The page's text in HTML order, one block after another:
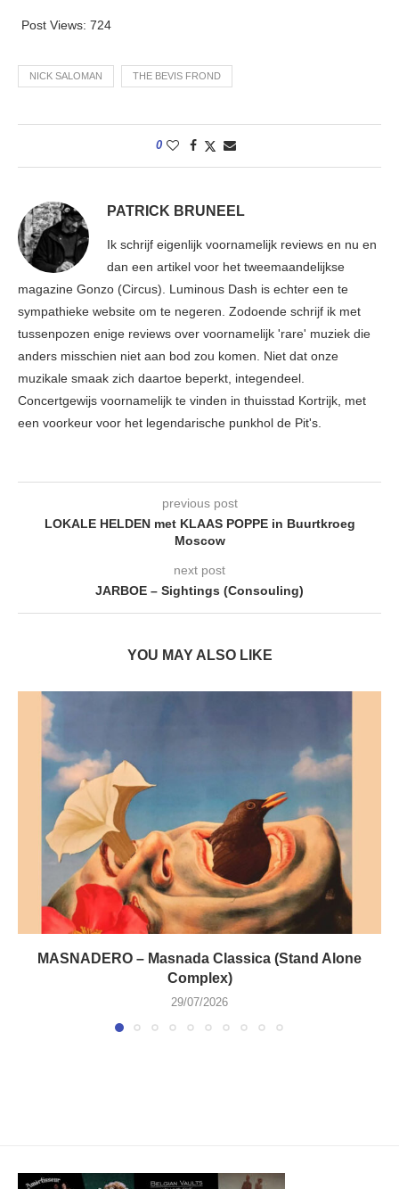
Post Views: 724
NICK SALOMAN THE BEVIS FROND
0
PATRICK BRUNEEL
Ik schrijf eigenlijk voornamelijk reviews en nu en
dan een artikel voor het tweemaandelijkse
magazine Gonzo (Circus). Luminous Dash is echter een te
sympathieke website om te negeren. Zodoende schrijf ik met
tussenpozen enige reviews over voornamelijk 'rare' muziek die
anders misschien niet aan bod zou komen. Niet dat onze
muzikale smaak zich daartoe beperkt, integendeel.
Concertgewijs voornamelijk te vinden in thuisstad Kortrijk, met
een voorkeur voor het legendarische punkhol de Pit's.
previous post
LOKALE HELDEN met KLAAS POPPE in Buurtkroeg
Moscow
next post
JARBOE – Sightings (Consouling)
YOU MAY ALSO LIKE
MASNADERO – Masnada Classica (Stand Alone
Complex)
29/07/2026